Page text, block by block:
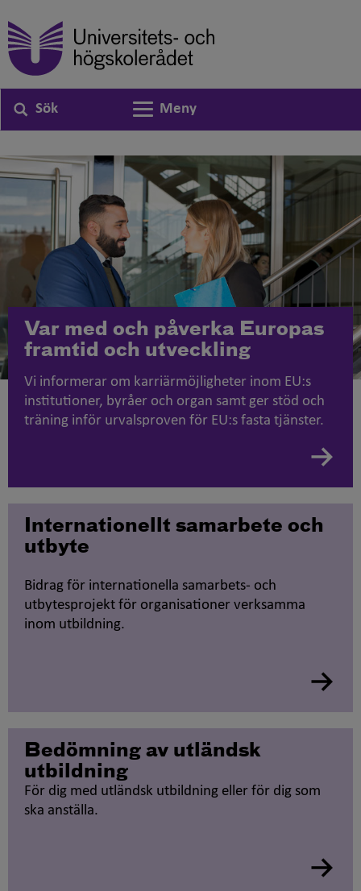
Sök
Växla navigering
Meny
Var med och påverka Europas
framtid och utveckling
Vi informerar om karriärmöjligheter inom EU:s
institutioner, byråer och organ samt ger stöd och
träning inför urvalsproven för EU:s fasta tjänster.
Internationellt samarbete och
utbyte
Bidrag för internationella samarbets- och
utbytesprojekt för organisationer verksamma
inom utbildning.
Bedömning av utländsk
utbildning
För dig med utländsk utbildning eller för dig som
ska anställa.